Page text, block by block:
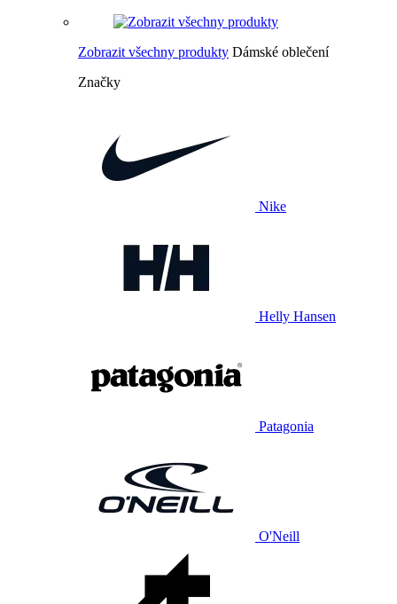
Zobrazit všechny produkty Dámské oblečení
Značky
Nike
Helly Hansen
Patagonia
O'Neill